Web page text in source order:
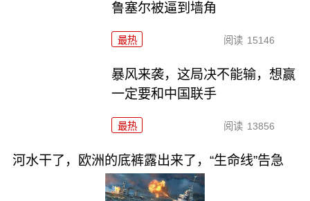
鲁塞尔被逼到墙角
最热 阅读 15146
暴风来袭，这局决不能输，想赢
一定要和中国联手
最热 阅读 13856
河水干了，欧洲的底裤露出来了，“生命线”告急